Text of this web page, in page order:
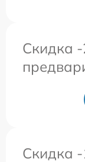
Скидка
Скидка